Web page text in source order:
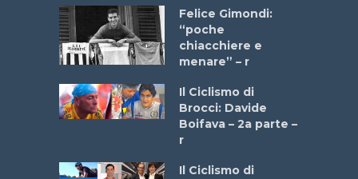
Felice Gimondi:
“poche
chiacchiere e
menare” – r
Il Ciclismo di
Brocci: Davide
Boifava – 2a parte –
r
Il Ciclismo di